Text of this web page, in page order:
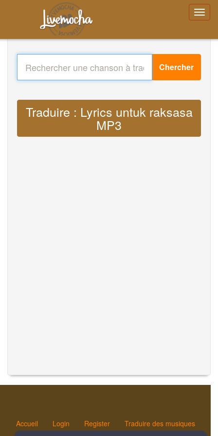
Chercher
Traduire : Lyrics untuk raksasa
MP3
Accueil Login Register Traduire des musiques